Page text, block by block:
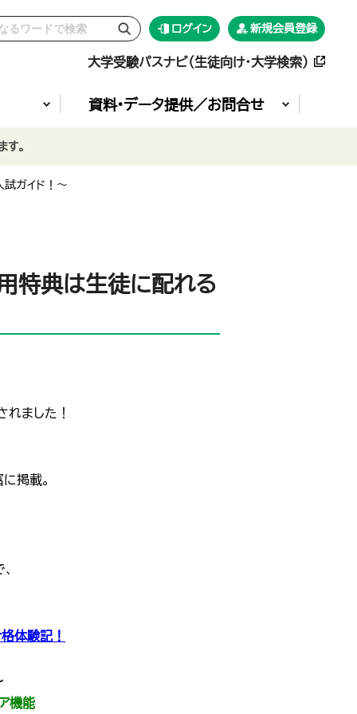
ログイン 新規会員登録
大学受験パスナビ（生徒向け・大学検索）
資料•データ提供／お問合せ
ガイド！～
特典は生徒に配れる
ました！
掲載。
体験記！
機能
す。